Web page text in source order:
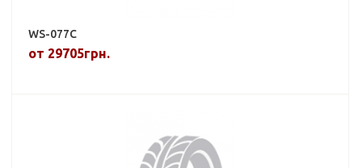
WS-077C
от 29705грн.